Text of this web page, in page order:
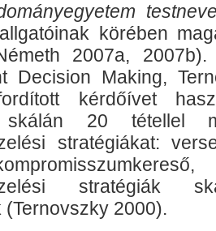
körében
2007a,
Decision Making,
kérdőívet
skálán 20 tétellel
stratégiákat:
stratégiák
2000).